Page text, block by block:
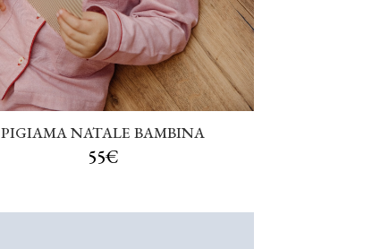
PIGIAMA NATALE BAMBINA
55€